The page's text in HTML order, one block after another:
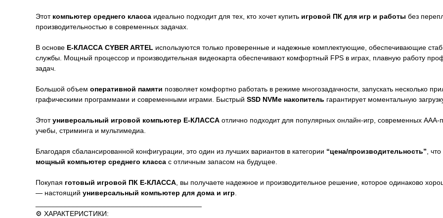
Этот компьютер среднего класса идеально подходит для тех, кто хочет купить игровой ПК для игр и работы без
производительностью в современных задачах.
В основе E-КЛАССА CYBER ARTEL используются только проверенные и надежные комплектующие, обеспечивающие
службы. Мощный процессор и производительная видеокарта обеспечивают комфортный FPS в играх, плавную работу
задач.
Большой объем оперативной памяти позволяет комфортно работать в режиме многозадачности, запускать несколько
графическими программами и современными играми. Быстрый SSD NVMe накопитель гарантирует моментальную
Этотуниверсальный игровой компьютер E-КЛАССА отлично подходит для популярных онлайн-игр, современных AAA-
учебы, стриминга и мультимедиа.
Благодаря сбалансированной конфигурации, это один из лучших вариантов в категории “цена/производительность” ,
мощный компьютер среднего класса с отличным запасом на будущее.
Покупая готовый игровой ПК E-КЛАССА , вы получаете надежное и производительное решение, которое одинаково
— настоящий универсальный компьютер для дома и игр
⚙️ ХАРАКТЕРИСТИКИ: